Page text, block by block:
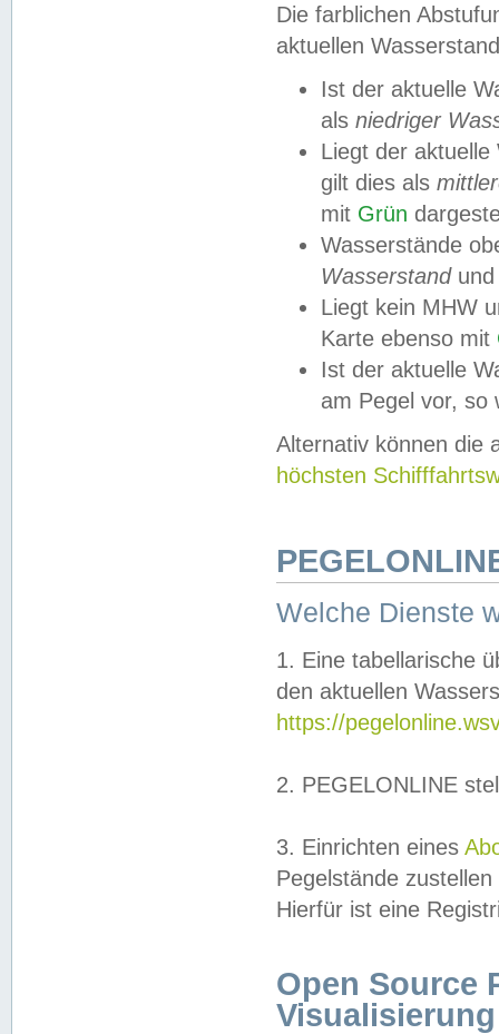
Die farblichen
aktuellen
Ist der aktuelle
als niedriger
Liegt der
gilt dies als
mit Grün
Wasserstände
Wasserstandund
Liegt kein MHW
Karte ebenso mit
Ist der aktuelle
am Pegel vor,
Alternativ können die
höchsten
Welche Dienste
1. Eine tabellarische
den aktuellen
https://
2. PEGELONLINE
3. Einrichten eines
Pegelstände
Hierfür ist eine
Open Source
Visualisierung